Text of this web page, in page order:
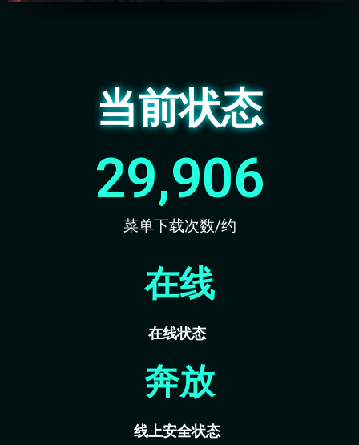
当前状态
29,906
菜单下载次数/约
在线
在线状态
奔放
线上安全状态